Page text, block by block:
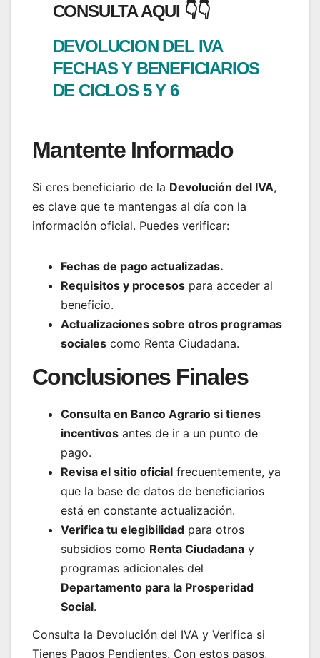
CONSULTA AQUI 👇👇
DEVOLUCION DEL IVA
FECHAS Y BENEFICIARIOS
DE CICLOS 5 Y 6
Mantente Informado
Si eres beneficiario de la Devolución del IVA,
es clave que te mantengas al día con la
información oficial. Puedes verificar:
Fechas de pago actualizadas.
Requisitos y procesos para acceder al
beneficio.
Actualizaciones sobre otros programas
sociales como Renta Ciudadana.
Conclusiones Finales
Consulta en Banco Agrario si tienes
incentivos antes de ir a un punto de
pago.
Revisa el sitio oficial frecuentemente, ya
que la base de datos de beneficiarios
está en constante actualización.
Verifica tu elegibilidad para otros
subsidios como Renta Ciudadana y
programas adicionales del
Departamento para la Prosperidad
Social.
Consulta la Devolución del IVA y Verifica si
Tienes Pagos Pendientes. Con estos pasos,